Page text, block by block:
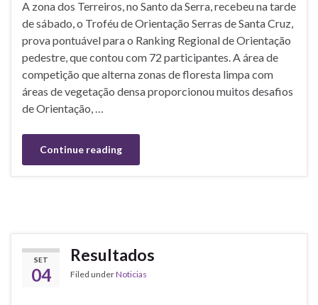
A zona dos Terreiros, no Santo da Serra, recebeu na tarde
de sábado, o Troféu de Orientação Serras de Santa Cruz,
prova pontuável para o Ranking Regional de Orientação
pedestre, que contou com 72 participantes. A área de
competição que alterna zonas de floresta limpa com
áreas de vegetação densa proporcionou muitos desafios
de Orientação, …
Continue reading
SET
04
Resultados
Filed underNoticias